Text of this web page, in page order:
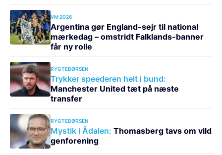
VM 2026
Argentina gør England-sejr til national
mærkedag – omstridt Falklands-banner
får ny rolle
RYGTEBØRSEN
Trykker speederen helt i bund:
Manchester United tæt på næste
transfer
RYGTEBØRSEN
Mystik i Ådalen: Thomasberg tavs om vild
genforening